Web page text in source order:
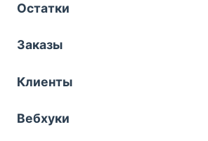
Остатки
Заказы
Клиенты
Вебхуки